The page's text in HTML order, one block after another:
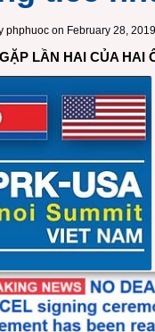
phphuoc on February 28,
LẦN HAI CỦA HAI